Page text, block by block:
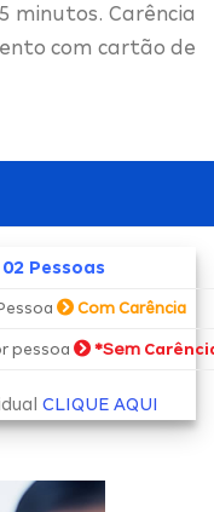
minutos. Carência
com cartão de
Pessoas
Com Carência
pessoa *Sem
CLIQUE AQUI